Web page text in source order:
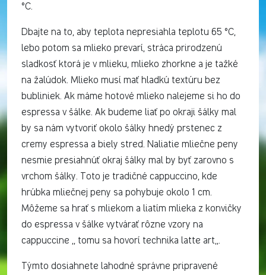
°C.
Dbajte na to, aby teplota nepresiahla teplotu 65 °C,
lebo potom sa mlieko prevarí, stráca prirodzenú
sladkosť ktorá je v mlieku, mlieko zhorkne a je tažké
na žalúdok. Mlieko musí mať hladkú textúru bez
bubliniek. Ak máme hotové mlieko nalejeme si ho do
espressa v šálke. Ak budeme liať po okraji šálky mal
by sa nám vytvoriť okolo šálky hnedý prstenec z
cremy espressa a biely stred. Naliatie mliečne peny
nesmie presiahnúť okraj šálky mal by byť zarovno s
vrchom šálky. Toto je tradičné cappuccino, kde
hrúbka mliečnej peny sa pohybuje okolo 1 cm.
Môžeme sa hrať s mliekom a liatím mlieka z konvičky
do espressa v šálke vytvárať rôzne vzory na
cappuccine ,, tomu sa hovorí technika latte art,,.
Týmto dosiahnete lahodné správne pripravené